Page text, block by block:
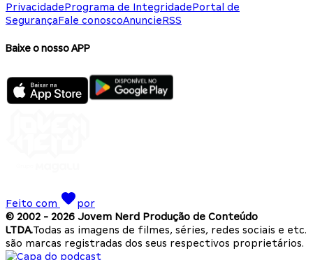
PrivacidadePrograma de IntegridadePortal de
SegurançaFale conoscoAnuncieRSS
Baixe o nosso APP
Feito com
por
© 2002 - 2026 Jovem Nerd Produção de Conteúdo
LTDA.Todas as imagens de filmes, séries, redes sociais e etc.
são marcas registradas dos seus respectivos proprietários.